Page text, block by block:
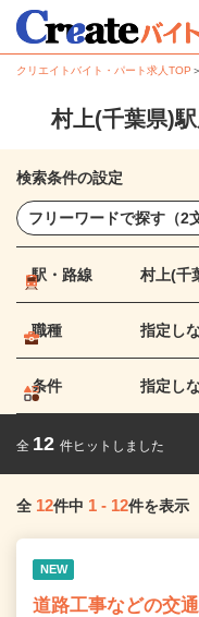
クリエイトバイト・パート求人TOP ＞
村上(千葉県)
検索条件の設定
駅・路線 村上(千
職種 指定し
条件 指定し
全 12 件ヒットしました
全 12件中 1 - 12件を表示
NEW
道路工事などの交